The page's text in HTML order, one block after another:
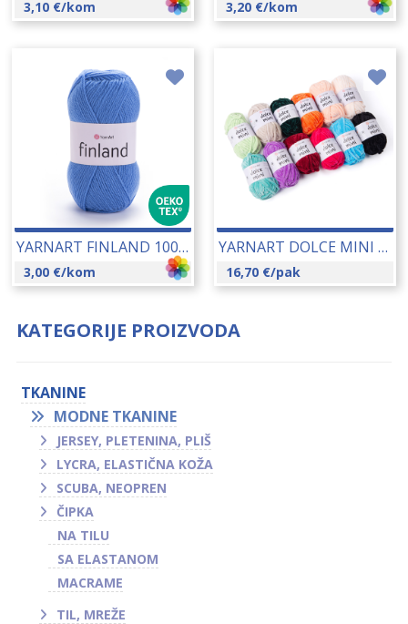
3,10 €/kom 3,20 €/kom
YARNART FINLAND 100 GR 26001
3,00 €/kom
YARNART DOLCE MINI 12 KOM/PAK (12X30 GR) 26002C
16,70 €/pak
KATEGORIJE PROIZVODA
TKANINE
MODNE TKANINE
JERSEY, PLETENINA, PLIŠ
LYCRA, ELASTIČNA KOŽA
SCUBA, NEOPREN
ČIPKA
NA TILU
SA ELASTANOM
MACRAME
TIL, MREŽE